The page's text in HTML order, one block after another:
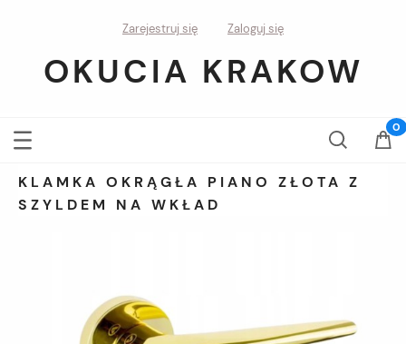
Zarejestruj się Zaloguj się
OKUCIA KRAKOW
KLAMKA OKRĄGŁA PIANO ZŁOTA Z
SZYLDEM NA WKŁAD